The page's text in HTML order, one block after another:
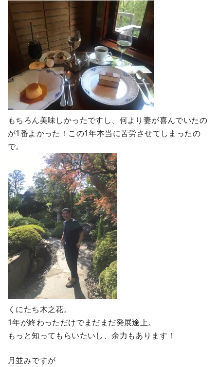
もちろん美味しかったですし、何より妻が喜んでいたの
が1番よかった！この1年本当に苦労させてしまったの
で。
くにたち木之花。
1年が終わっただけでまだまだ発展途上。
もっと知ってもらいたいし、余力もあります！
月並みですが